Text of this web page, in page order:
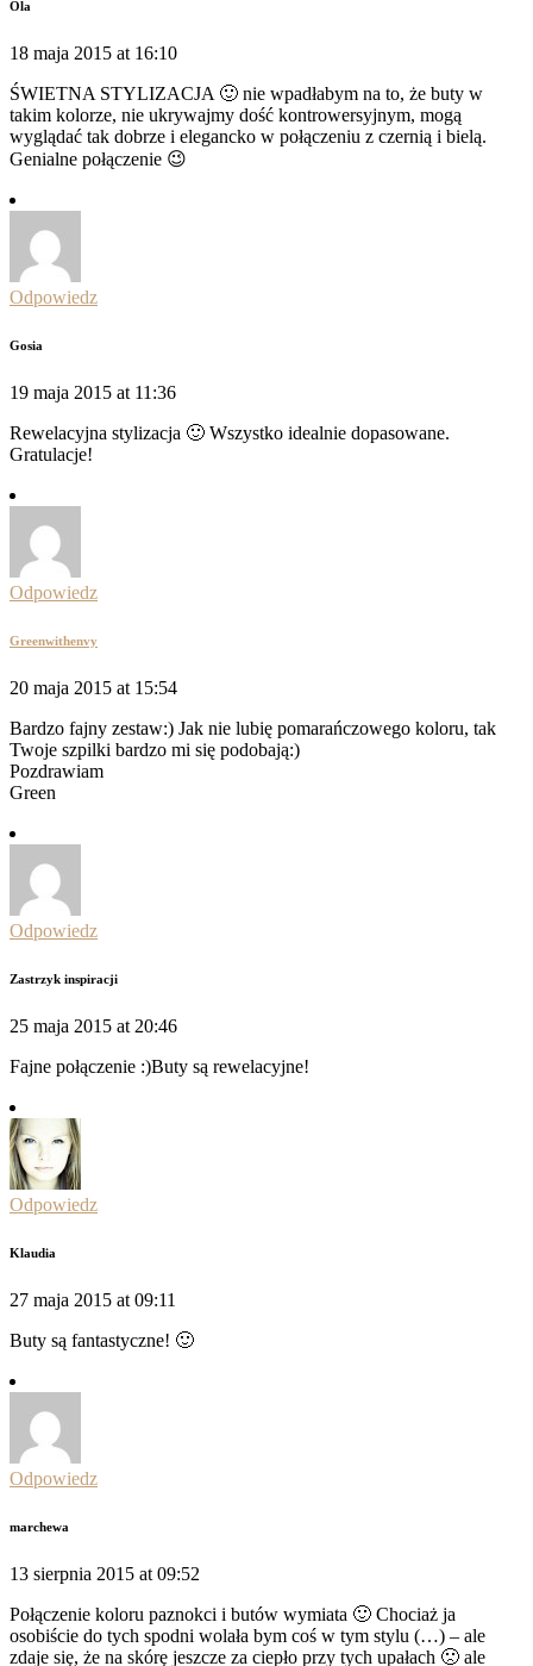
Ola
18 maja 2015 at 16:10
ŚWIETNA STYLIZACJA 🙂 nie wpadłabym na to, że buty w
takim kolorze, nie ukrywajmy dość kontrowersyjnym, mogą
wyglądać tak dobrze i elegancko w połączeniu z czernią i bielą.
Genialne połączenie 😉
Odpowiedz
Gosia
19 maja 2015 at 11:36
Rewelacyjna stylizacja 🙂 Wszystko idealnie dopasowane.
Gratulacje!
Odpowiedz
Greenwithenvy
20 maja 2015 at 15:54
Bardzo fajny zestaw:) Jak nie lubię pomarańczowego koloru, tak
Twoje szpilki bardzo mi się podobają:)
Pozdrawiam
Green
Odpowiedz
Zastrzyk inspiracji
25 maja 2015 at 20:46
Fajne połączenie :)Buty są rewelacyjne!
Odpowiedz
Klaudia
27 maja 2015 at 09:11
Buty są fantastyczne! 🙂
Odpowiedz
marchewa
13 sierpnia 2015 at 09:52
Połączenie koloru paznokci i butów wymiata 🙂 Chociaż ja
osobiście do tych spodni wolała bym coś w tym stylu (…) – ale
zdaje się, że na skórę jeszcze za ciepło przy tych upałach 🙁 ale